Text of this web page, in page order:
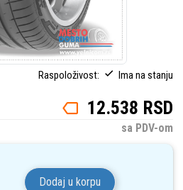
Raspoloživost: Ima na stanju
12.538 RSD
sa PDV-om
Dodaj u korpu